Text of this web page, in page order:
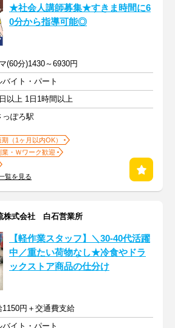
★社会人講師募集★すきま時間に6
0分から指導可能◎
(60分)1430～6930円
バイト・パート
以上 1日1時間以上
っぽろ駅
期（1ヶ月以内OK）
業・Ｗワーク歓迎
覧を見る
株式会社 白石営業所
【軽作業スタッフ】＼30-40代活躍
中／重たい荷物なし★冷食やドラ
ックストア商品の仕分け
1150円＋交通費支給
バイト・パート